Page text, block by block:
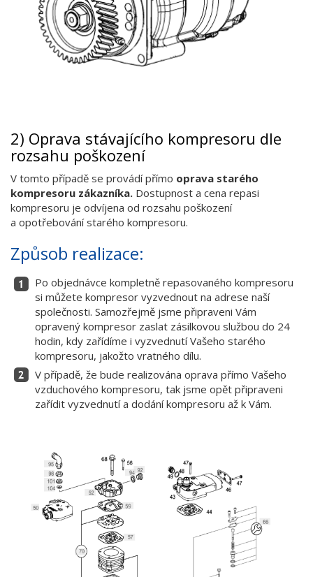
2) Oprava stávajícího kompresoru dle
rozsahu poškození
V tomto případě se provádí přímo oprava starého
kompresoru zákazníka. Dostupnost a cena repasi
kompresoru je odvíjena od rozsahu poškození
a opotřebování starého kompresoru.
Způsob realizace:
Po objednávce kompletně repasovaného kompresoru
si můžete kompresor vyzvednout na adrese naší
společnosti. Samozřejmě jsme připraveni Vám
opravený kompresor zaslat zásilkovou službou do 24
hodin, kdy zařídíme i vyzvednutí Vašeho starého
kompresoru, jakožto vratného dílu.
V případě, že bude realizována oprava přímo Vašeho
vzduchového kompresoru, tak jsme opět připraveni
zařídit vyzvednutí a dodání kompresoru až k Vám.